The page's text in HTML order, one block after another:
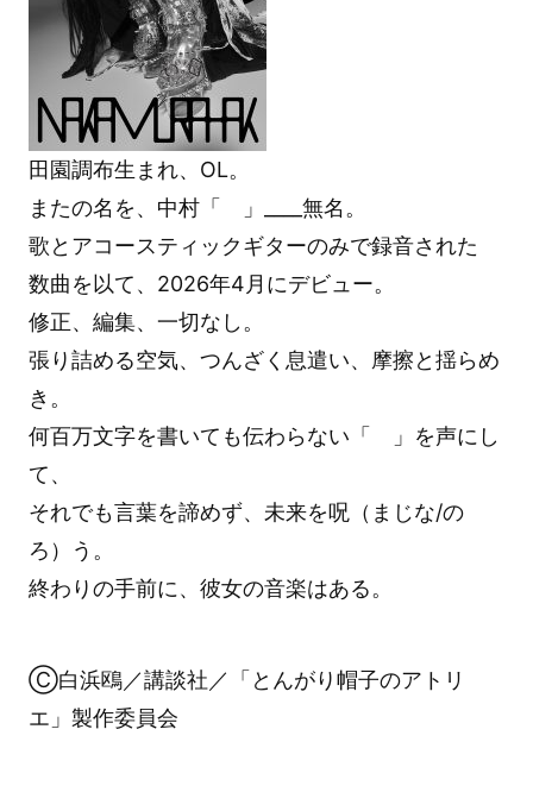
田園調布生まれ、OL。
またの名を、中村「 」____無名。
歌とアコースティックギターのみで録音された
数曲を以て、2026年4月にデビュー。
修正、編集、一切なし。
張り詰める空気、つんざく息遣い、摩擦と揺らめ
き。
何百万文字を書いても伝わらない「 」を声にし
て、
それでも言葉を諦めず、未来を呪（まじな/の
ろ）う。
終わりの手前に、彼女の音楽はある。
Ⓒ白浜鴎／講談社／「とんがり帽子のアトリ
エ」製作委員会